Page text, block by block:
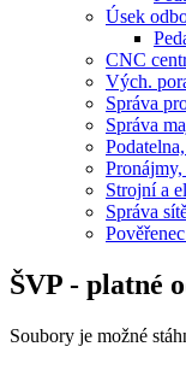
Úsek
CNC
Vých.
Správa
Správa
Strojní a
Správa
ŠVP - platné
Soubory je možné